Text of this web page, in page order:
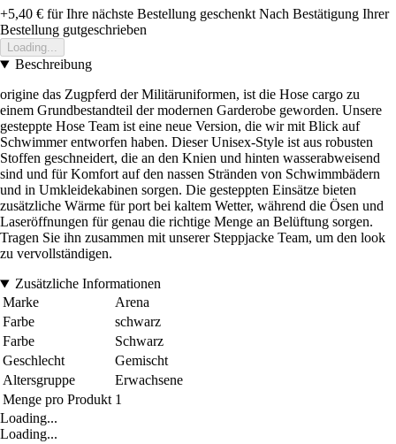
+5,40 € für Ihre nächste Bestellung geschenkt Nach Bestätigung Ihrer
Bestellung gutgeschrieben
Loading...
Beschreibung
origine das Zugpferd der Militäruniformen, ist die Hose cargo zu
einem Grundbestandteil der modernen Garderobe geworden. Unsere
gesteppte Hose Team ist eine neue Version, die wir mit Blick auf
Schwimmer entworfen haben. Dieser Unisex-Style ist aus robusten
Stoffen geschneidert, die an den Knien und hinten wasserabweisend
sind und für Komfort auf den nassen Stränden von Schwimmbädern
und in Umkleidekabinen sorgen. Die gesteppten Einsätze bieten
zusätzliche Wärme für port bei kaltem Wetter, während die Ösen und
Laseröffnungen für genau die richtige Menge an Belüftung sorgen.
Tragen Sie ihn zusammen mit unserer Steppjacke Team, um den look
zu vervollständigen.
Zusätzliche Informationen
Marke
Arena
Farbe
schwarz
Farbe
Schwarz
Geschlecht
Gemischt
Altersgruppe
Erwachsene
Menge pro Produkt 1
Loading...
Loading...